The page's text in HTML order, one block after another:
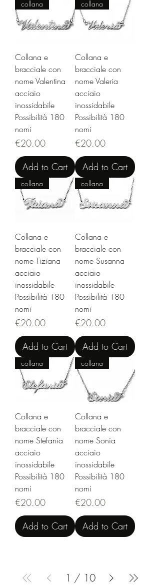
collana
Collana e
bracciale con
nome Valentina
acciaio
inossidabile
Possibilità 180
nomi
Price
€20.00
Add to Cart
collana
Collana e
bracciale con
nome Valeria
acciaio
inossidabile
Possibilità 180
nomi
Price
€20.00
Add to Cart
collana
Collana e
bracciale con
nome Tiziana
acciaio
inossidabile
Possibilità 180
nomi
Price
€20.00
Add to Cart
collana
Collana e
bracciale con
nome Susanna
acciaio
inossidabile
Possibilità 180
nomi
Price
€20.00
Add to Cart
collana
Collana e
bracciale con
nome Stefania
acciaio
inossidabile
Possibilità 180
nomi
Price
€20.00
Add to Cart
collana
Collana e
bracciale con
nome Sonia
acciaio
inossidabile
Possibilità 180
nomi
Price
€20.00
Add to Cart
1 / 10